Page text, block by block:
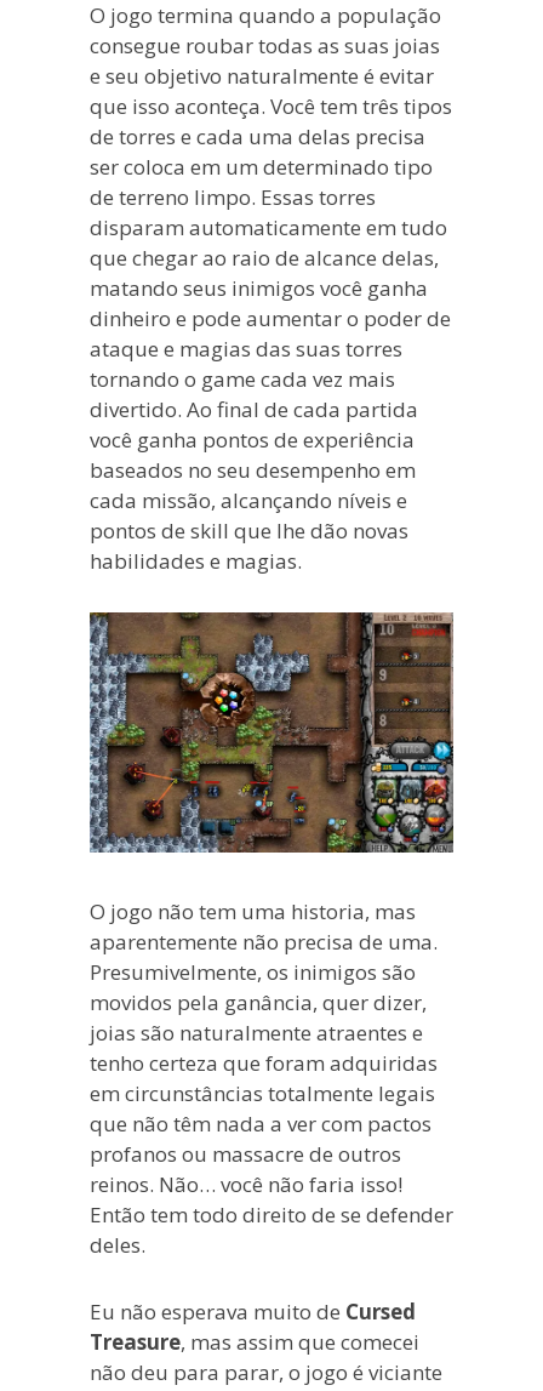
O jogo termina quando a população
consegue roubar todas as suas joias
e seu objetivo naturalmente é evitar
que isso aconteça. Você tem três tipos
de torres e cada uma delas precisa
ser coloca em um determinado tipo
de terreno limpo. Essas torres
disparam automaticamente em tudo
que chegar ao raio de alcance delas,
matando seus inimigos você ganha
dinheiro e pode aumentar o poder de
ataque e magias das suas torres
tornando o game cada vez mais
divertido. Ao final de cada partida
você ganha pontos de experiência
baseados no seu desempenho em
cada missão, alcançando níveis e
pontos de skill que lhe dão novas
habilidades e magias.
O jogo não tem uma historia, mas
aparentemente não precisa de uma.
Presumivelmente, os inimigos são
movidos pela ganância, quer dizer,
joias são naturalmente atraentes e
tenho certeza que foram adquiridas
em circunstâncias totalmente legais
que não têm nada a ver com pactos
profanos ou massacre de outros
reinos. Não… você não faria isso!
Então tem todo direito de se defender
deles.
Eu não esperava muito de Cursed
Treasure, mas assim que comecei
não deu para parar, o jogo é viciante